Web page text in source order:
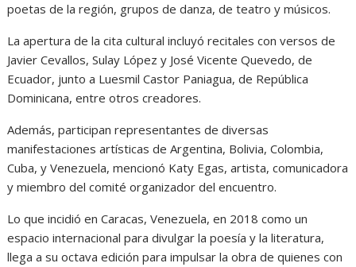
poetas de la región, grupos de danza, de teatro y músicos.
La apertura de la cita cultural incluyó recitales con versos de
Javier Cevallos, Sulay López y José Vicente Quevedo, de
Ecuador, junto a Luesmil Castor Paniagua, de República
Dominicana, entre otros creadores.
Además, participan representantes de diversas
manifestaciones artísticas de Argentina, Bolivia, Colombia,
Cuba, y Venezuela, mencionó Katy Egas, artista, comunicadora
y miembro del comité organizador del encuentro.
Lo que incidió en Caracas, Venezuela, en 2018 como un
espacio internacional para divulgar la poesía y la literatura,
llega a su octava edición para impulsar la obra de quienes con